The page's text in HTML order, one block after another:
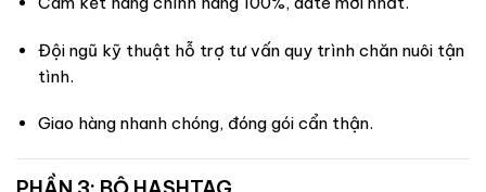
Đội ngũ kỹ thuật hỗ trợ tư vấn quy trình chăn nuôi tận
tình.
Giao hàng nhanh chóng, đóng gói cẩn thận.